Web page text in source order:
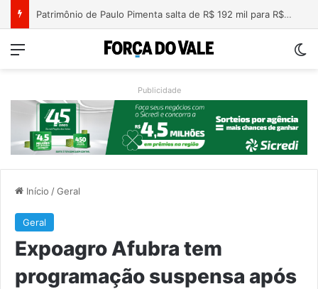
Nova lei endurece penas para crimes sexuais online contra crianças e adolescentes
Menu
Publicidade
Início /Geral
Geral
Expoagro Afubra tem
programação suspensa após